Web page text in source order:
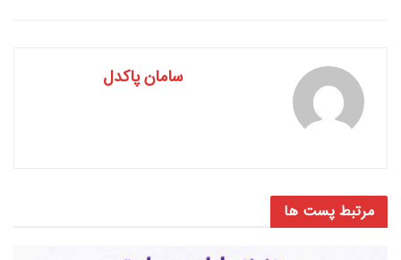
سامان پاکدل
مرتبط پست ها